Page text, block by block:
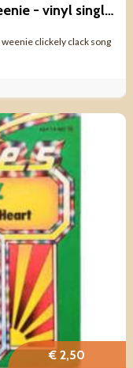
Brian Hyland Itsy bitsy teenie weenie - vinyl single - nieuw
clickely clack song
€ 2,50